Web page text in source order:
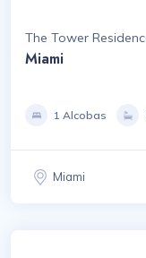
The Tower
Miami
1 Alcobas
Miami